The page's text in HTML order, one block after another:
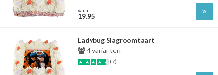
vanaf
19.95
Ladybug Slagroomtaart
4 varianten
(7)